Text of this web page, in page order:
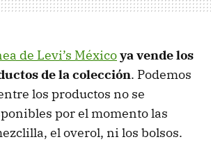
de Levi’s Méxicoya vende los
de la colección. Podemos
los productos no se
por el momento las
el overol, ni los bolsos.